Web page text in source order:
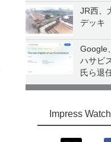
JR西、
デッキ
Google
ハサビ
氏ら退
Impress